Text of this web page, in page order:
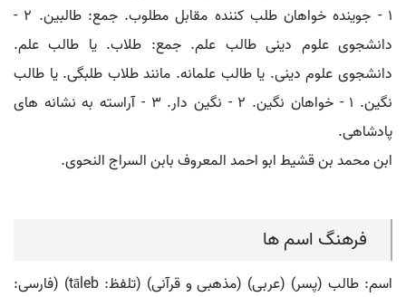
۱ - جوینده خواهان طلب کننده مقابل مطلوب. جمع: طالبین. ۲ -
دانشجوی علوم دینی طالب علم. جمع: طلاب. یا طالب علم.
دانشجوی علوم دینی. یا طالب علمانه. مانند طلاب طلبگی. یا طالب
نگین. ۱ - خواهان نگین. ۲ - نگین دار. ۳ - آراسته به نشانه های
پادشاهی.
ابن محمد بن قشیط ابو احمد المعروف بابن السراج النحوی.
فرهنگ اسم ها
اسم: طالب (پسر) (عربی) (مذهبی و قرآنی) (تلفظ: tāleb) (فارسی: